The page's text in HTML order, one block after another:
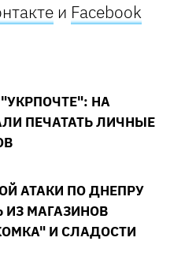
и Facebook
НА
ПЕЧАТАТЬ ЛИЧНЫЕ
АТАКИ ПО ДНЕПРУ
ИЗ МАГАЗИНОВ
И СЛАДОСТИ